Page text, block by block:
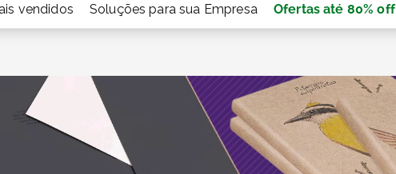
vendidos Soluções para sua Empresa Ofertas até 80% off